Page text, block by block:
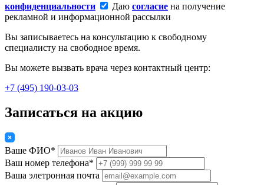
конфиденциальности
Даю согласие на получение
рекламной и информационной рассылки
Вы записываетесь на консультацию к свободному
специалисту на свободное время.
Вы можете вызвать врача через контактный центр:
+7 (495) 190-03-03
Записаться на акцию
Ваше ФИО*
Ваш номер телефона*
Ваша элетронная почта